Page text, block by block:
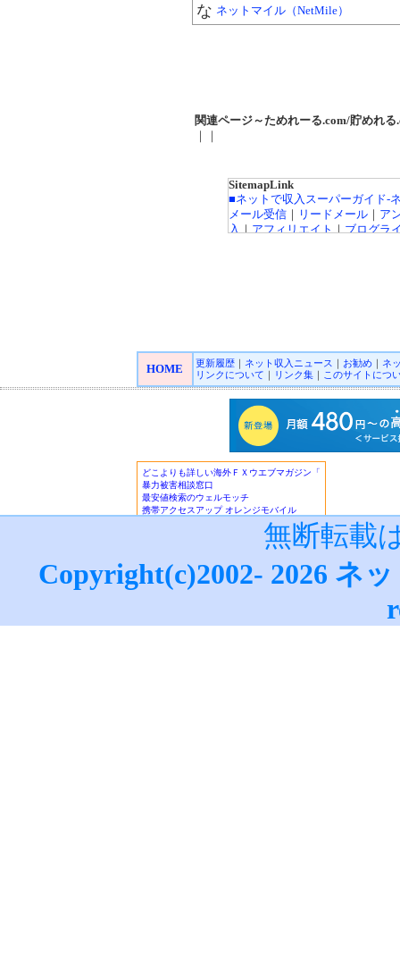
な ネットマイル（NetMile）
関連ページ～ためれーる.com/貯めれる
｜｜
SitemapLink
■ネットで収入スーパーガイド-
メール受信 ｜ リードメール ｜ ア
入
｜ アフィリエイト ｜ ブログラ
インカジノニュース
■★オンラインカジノ
オンラインカジノニュース
■アフィリエイトガイド｜アダ
フィリエイト
広告主/マーチ
■リードメールスーパーガイド｜
■ネット収入NAVI｜
■楽天銀行/イーバンクebank銀行
ーバンク情報｜ジャパンネット
設・利用法詳細
ネットライフ
ザ・ビートルズ/The Beatles ・
データサイト ｜更新情報｜ ネッ
ぎ方・ M｜
HOME 更新履歴｜ ネット収入ニュース ｜ お勧め｜ ネ
リンクについて ｜ リンク集｜ このサイトにつ
無断転載
Copyright(c)2002- 2026 ネ